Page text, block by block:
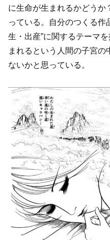
に生命が生まれるかどうか
っている。自分のつくる作
生・出産”に関するテーマ
まれるという人間の子宮
ないかと思っている。